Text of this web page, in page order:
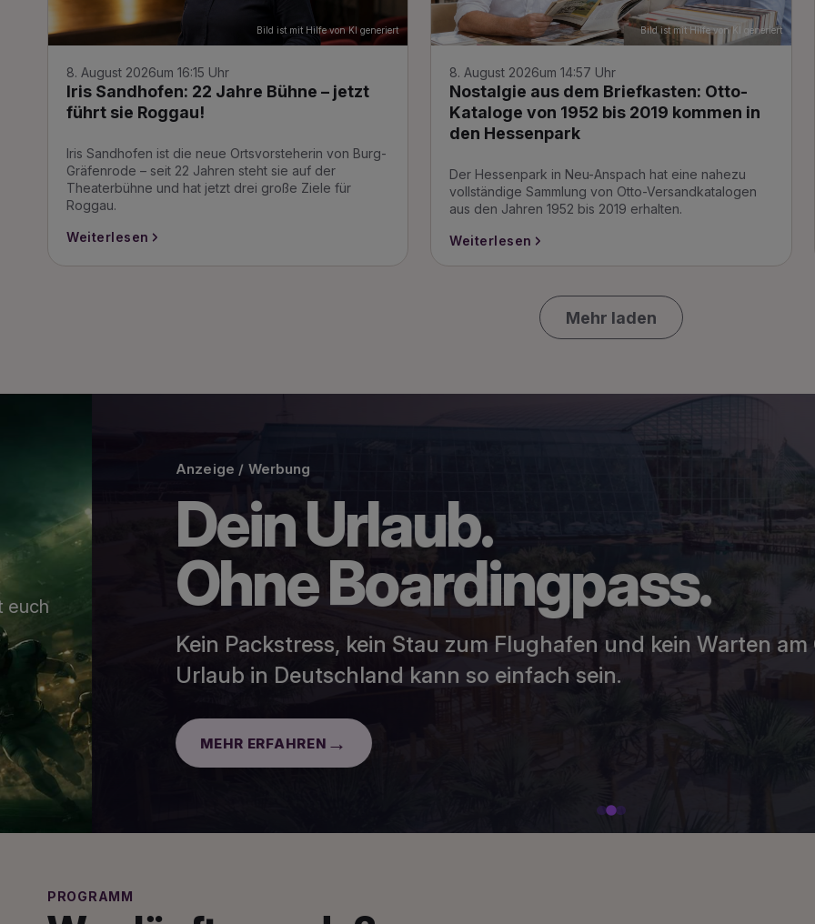
Bild ist mit Hilfe von KI generiert
8. August 2026um 16:15 Uhr
Iris Sandhofen: 22 Jahre Bühne – jetzt
führt sie Roggau!
Iris Sandhofen ist die neue Ortsvorsteherin von Burg-
Gräfenrode – seit 22 Jahren steht sie auf der
Theaterbühne und hat jetzt drei große Ziele für
Roggau.
Weiterlesen
Bild ist mit Hilfe von KI generiert
8. August 2026um 14:57 Uhr
Nostalgie aus dem Briefkasten: Otto-
Kataloge von 1952 bis 2019 kommen in
den Hessenpark
Der Hessenpark in Neu-Anspach hat eine nahezu
vollständige Sammlung von Otto-Versandkatalogen
aus den Jahren 1952 bis 2019 erhalten.
Weiterlesen
Mehr laden
Anzeige / Werbung
Dein Urlaub.
Ohne Boardingpass.
Kein Packstress, kein Stau zum Flughafen und kein Warten am Gate.
Urlaub in Deutschland kann so einfach sein.
MEHR ERFAHREN
PROGRAMM